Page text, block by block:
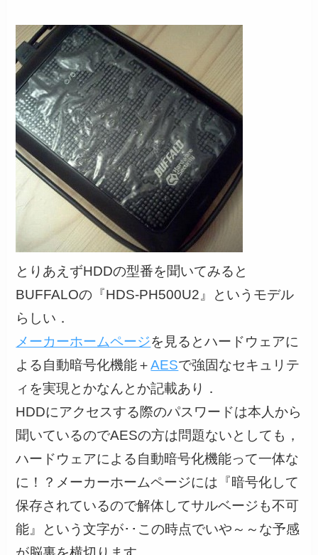
とりあえずHDDの型番を聞いてみると
BUFFALOの『HDS-PH500U2』というモデル
らしい．
メーカーホームページを見るとハードウェアに
よる自動暗号化機能＋AESで強固なセキュリテ
ィを実現とかなんとか記載あり．
HDDにアクセスする際のパスワードは本人から
聞いているのでAESの方は問題ないとしても，
ハードウェアによる自動暗号化機能って一体な
に！？メーカーホームページには『暗号化して
保存されているので解体してサルベージも不可
能』という文字が･･この時点でいや～～な予感